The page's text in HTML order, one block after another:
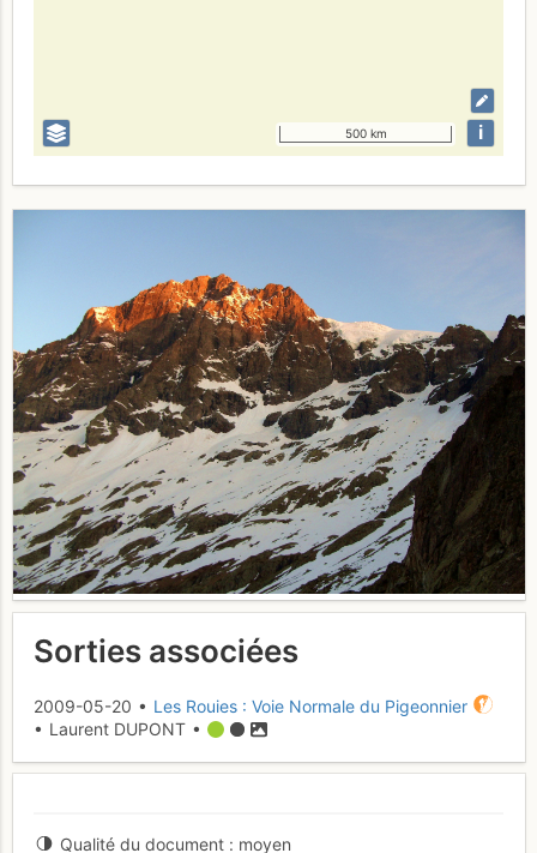
500 km i
Sorties associées
2009-05-20 • Les Rouies : Voie Normale du Pigeonnier
• Laurent DUPONT •
Qualité du document moyen